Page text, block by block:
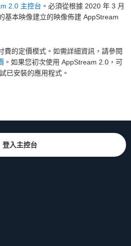
2.0 主控台 。必須從根據 2020 年 3 月
基本映像建立的映像佈建 AppStream
費的定價模式。如需詳細資訊，請參閱
。如果您初次使用 AppStream 2.0，可
已安裝的應用程式。
登入主控台